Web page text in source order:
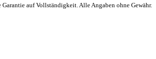
auf Vollständigkeit. Alle Angaben ohne Gewähr.